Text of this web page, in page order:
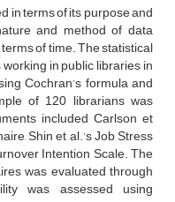
in terms of its purpose and
and method of data
of time. The statistical
in public libraries in
Cochran’s formula and
of 120 librarians was
included Carlson et
Shin et al.’s Job Stress
Intention Scale. The
was evaluated through
was assessed using